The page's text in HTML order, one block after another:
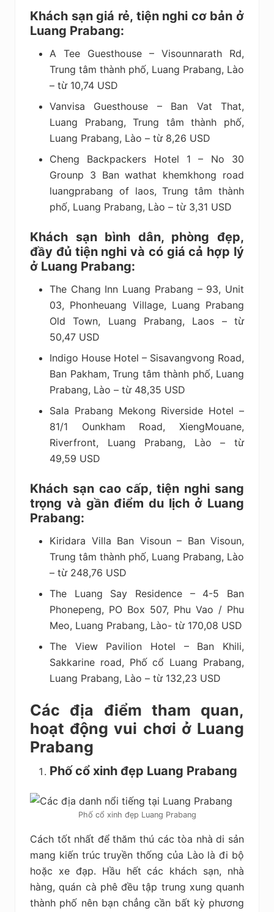
Khách sạn giá rẻ, tiện nghi cơ bản ở
Luang Prabang:
A Tee Guesthouse – Visounnarath Rd,
Trung tâm thành phố, Luang Prabang, Lào
– từ 10,74 USD
Vanvisa Guesthouse – Ban Vat That,
Luang Prabang, Trung tâm thành phố,
Luang Prabang, Lào – từ 8,26 USD
Cheng Backpackers Hotel 1 – No 30
Grounp 3 Ban wathat khemkhong road
luangprabang of laos, Trung tâm thành
phố, Luang Prabang, Lào – từ 3,31 USD
Khách sạn bình dân, phòng đẹp,
đầy đủ tiện nghi và có giá cả hợp lý
ở Luang Prabang:
The Chang Inn Luang Prabang – 93, Unit
03, Phonheuang Village, Luang Prabang
Old Town, Luang Prabang, Laos – từ
50,47 USD
Indigo House Hotel – Sisavangvong Road,
Ban Pakham, Trung tâm thành phố, Luang
Prabang, Lào – từ 48,35 USD
Sala Prabang Mekong Riverside Hotel –
81/1 Ounkham Road, XiengMouane,
Riverfront, Luang Prabang, Lào – từ
49,59 USD
Khách sạn cao cấp, tiện nghi sang
trọng và gần điểm du lịch ở Luang
Prabang:
Kiridara Villa Ban Visoun – Ban Visoun,
Trung tâm thành phố, Luang Prabang, Lào
– từ 248,76 USD
The Luang Say Residence – 4-5 Ban
Phonepeng, PO Box 507, Phu Vao / Phu
Meo, Luang Prabang, Lào- từ 170,08 USD
The View Pavilion Hotel – Ban Khili,
Sakkarine road, Phố cổ Luang Prabang,
Luang Prabang, Lào – từ 132,23 USD
Các địa điểm tham quan,
hoạt động vui chơi ở Luang
Prabang
Phố cổ xinh đẹp Luang Prabang
Phố cổ xinh đẹp Luang Prabang
Cách tốt nhất để thăm thú các tòa nhà di sản
mang kiến trúc truyền thống của Lào là đi bộ
hoặc xe đạp. Hầu hết các khách sạn, nhà
hàng, quán cà phê đều tập trung xung quanh
thành phố nên bạn chẳng cần bất kỳ phương